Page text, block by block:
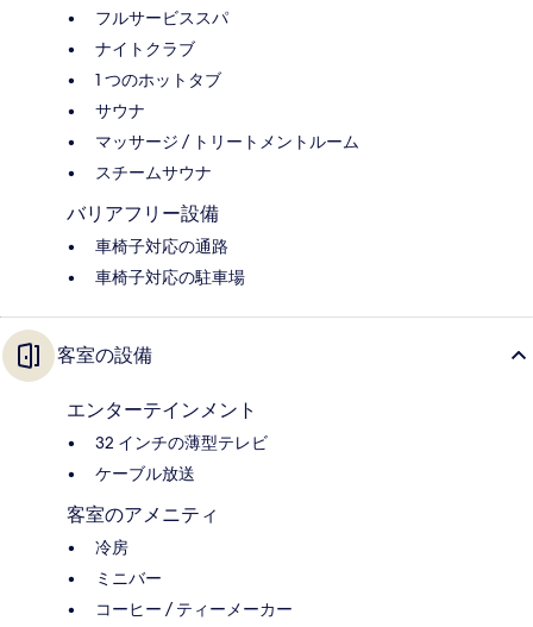
フルサービススパ
ナイトクラブ
1 つのホットタブ
サウナ
マッサージ / トリートメントルーム
スチームサウナ
バリアフリー設備
車椅子対応の通路
車椅子対応の駐車場
客室の設備
エンターテインメント
32 インチの薄型テレビ
ケーブル放送
客室のアメニティ
冷房
ミニバー
コーヒー / ティーメーカー